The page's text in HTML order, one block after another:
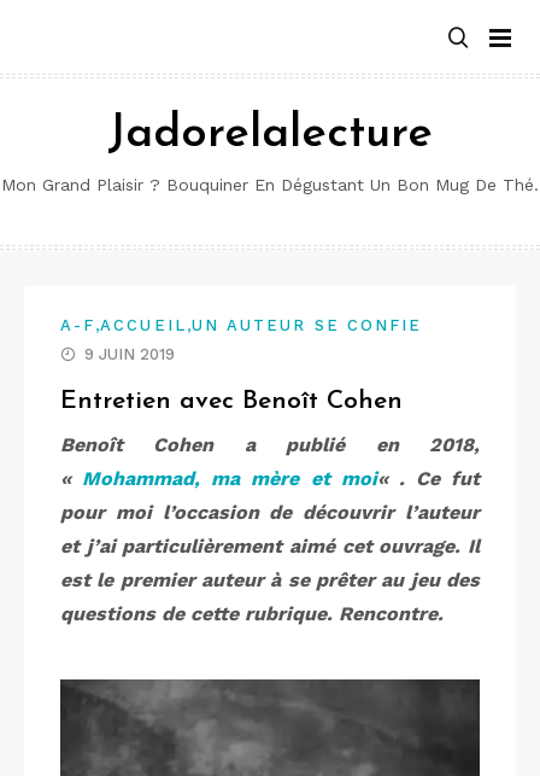
contenu
Jadorelalecture
Mon Grand Plaisir ? Bouquiner En Dégustant Un Bon Mug De Thé.
A-F ,ACCUEIL ,UN AUTEUR SE CONFIE
9 JUIN 2019
Entretien avec Benoît Cohen
Benoît Cohen a publié en 2018,
« Mohammad, ma mère et moi« . Ce fut
pour moi l’occasion de découvrir l’auteur
et j’ai particulièrement aimé cet ouvrage. Il
est le premier auteur à se prêter au jeu des
questions de cette rubrique. Rencontre.